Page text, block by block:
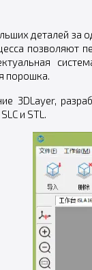
деталей за
позволяют
порошка.
3DLayer,
и STL.